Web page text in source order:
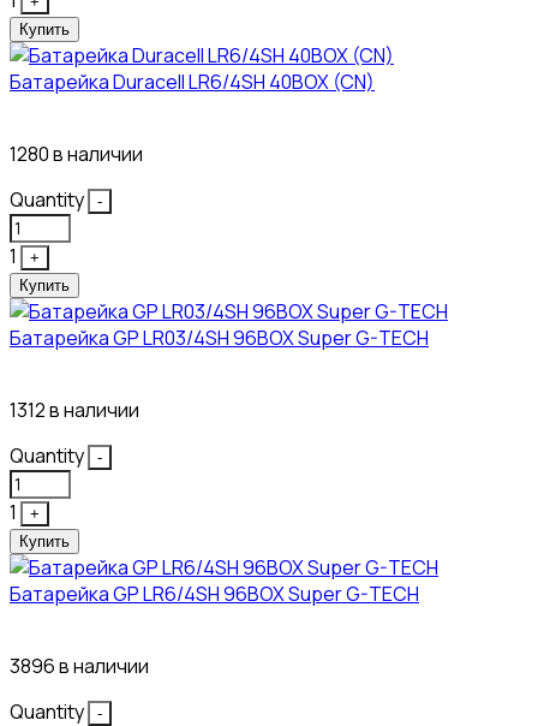
Купить
Батарейка Duracell LR6/4SH 40BOX (CN)
1280 в наличии
Quantity
-
1
+
Купить
Батарейка GP LR03/4SH 96BOX Super G-TECH
1312 в наличии
Quantity
-
1
+
Купить
Батарейка GP LR6/4SH 96BOX Super G-TECH
3896 в наличии
Quantity
-